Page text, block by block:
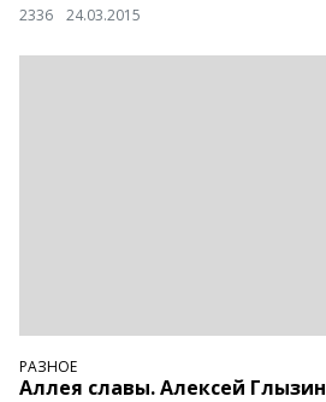
2336 24.03.2015
РАЗНОЕ
Аллея славы. Алексей Глызин